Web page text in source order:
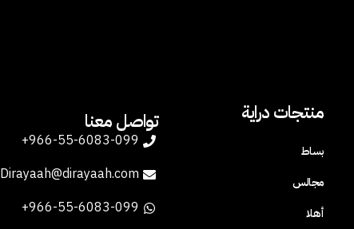
منتجات دراية
بساط
مجالس
أهلا
تواصل معنا
966-55-6083-099+
Dirayaah@dirayaah.com
966-55-6083-099+